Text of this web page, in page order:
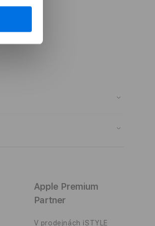
z pravé lososové kůže, která
Apple Premium
Partner
V prodejnách iSTYLE